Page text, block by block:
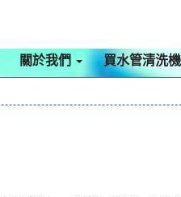
關於我們 買水管清洗機